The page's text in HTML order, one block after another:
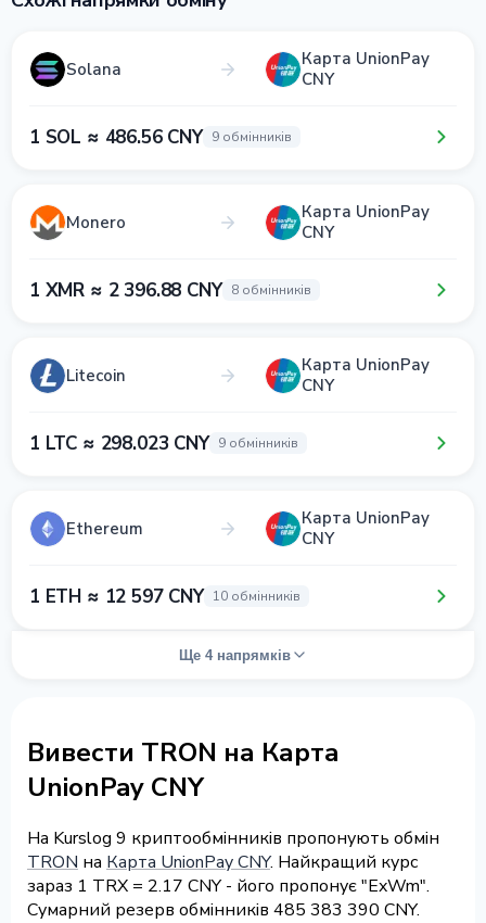
Solana
Карта UnionPay
CNY
1 SOL ≈ 486.56 CNY 9 обмінників
Monero
Карта UnionPay
CNY
1 XMR ≈ 2 396.88 CNY 8 обмінників
Litecoin
Карта UnionPay
CNY
1 LTC ≈ 298.023 CNY 9 обмінників
Ethereum
Карта UnionPay
CNY
1 ETH ≈ 12 597 CNY 10 обмінників
Ще 4 напрямків
Вивести TRON на Карта
UnionPay CNY
На Kurslog 9 криптообмінників пропонують обмін
TRON на Карта UnionPay CNY. Найкращий курс
зараз 1 TRX = 2.17 CNY - його пропонує "ExWm".
Сумарний резерв обмінників 485 383 390 CNY.